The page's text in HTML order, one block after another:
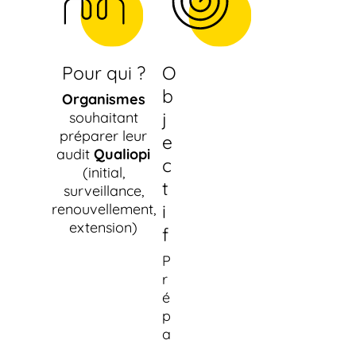
Pour qui ?
Organismes
souhaitant
préparer leur
auditQualiopi
(initial,
surveillance,
renouvellement,
extension)
O
b
j
e
c
t
i
f
P
r
é
p
a